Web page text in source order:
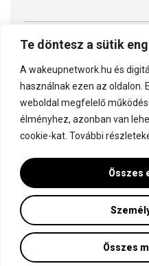
Te döntesz a sütik
A wakeupnetwork.hu és
használnak ezen az oldalon.
weboldal megfelelő
élményhez, azonban van
cookie-kat. További
Összes
Összes
Ez is a WakeUp
Kapcsolódj a WakeUp-
Dokumentáció
Adatvédelmi
Minden jog fenntartva! © WakeUp